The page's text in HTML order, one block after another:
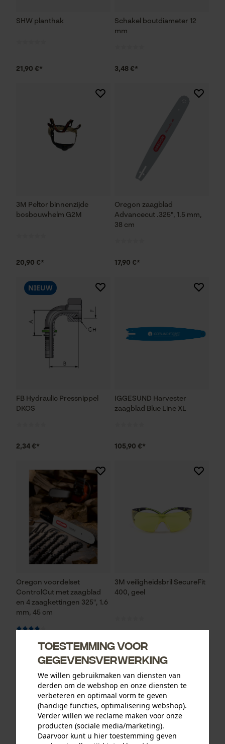
SHW planthak
21,90 €*
Schakel boutdiameter 12
mm
3,48 €*
3M Peltor binnenzijde
bosbouwhelm G2M
20,90 €*
Oregon zaagblad
Advancecut .325", 1.5 mm,
38 cm
17,90 €*
FB Hydraulic Pressnippel
DKOS
NIEUW
2,34 €*
IGGESUND Harvester
zaagblad Blue Line XL
105,90 €*
Oregon voordelset
ControlCut met zaagblad
en 4 zaagkettingen 325", 1.6
mm, 45 cm
93,73 €*
3M veiligheidsbril SecureFit
400, geel
12,90 €*
Toestemming voor
gegevensverwerking
We willen gebruikmaken van diensten van
derden om de webshop en onze diensten te
verbeteren en optimaal vorm te geven
(handige functies, optimalisering webshop).
Verder willen we reclame maken voor onze
producten (sociale media/marketing).
Daarvoor kunt u hier toestemming geven